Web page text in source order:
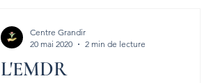
L'EMDR
Centre Grandir
20 mai 2020
2 min de lecture